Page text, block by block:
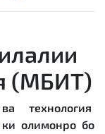
(МБИТ)
технология
олимонро бо